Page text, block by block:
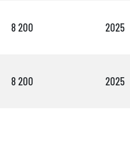
8 200 2025
8 200 2025